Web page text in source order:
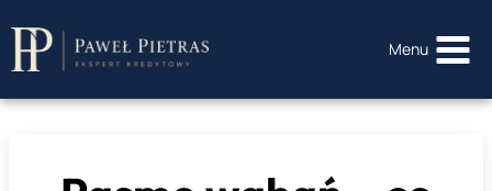
do
treści
Menu